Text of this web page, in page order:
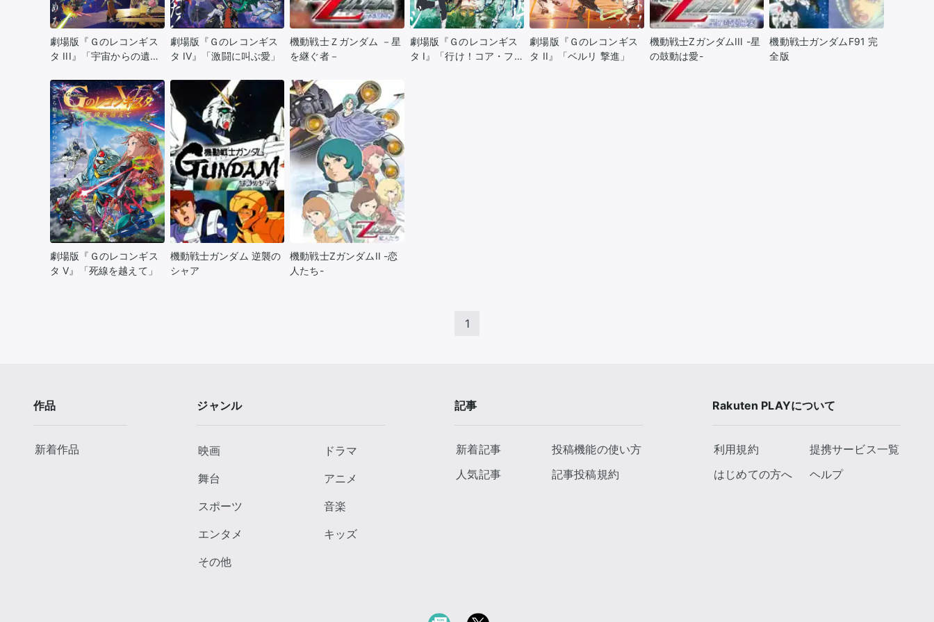
劇場版『Ｇのレコンギス
タ III』「宇宙からの遺
劇場版『Ｇのレコンギス
タ IV』「激闘に叫ぶ愛」
機動戦士Ｚガンダム －星
を継ぐ者－
劇場版『Ｇのレコンギス
タ I』「行け！コア・ファ
劇場版『Ｇのレコンギス
タ II』「ベルリ 撃進」
機動戦士ZガンダムIII -星
の鼓動は愛-
機動戦士ガンダムF91 完
全版
劇場版『Ｇのレコンギス
タ V』「死線を越えて」
機動戦士ガンダム 逆襲の
シャア
機動戦士ZガンダムII -恋
人たち-
1
作品
新着作品
ジャンル
映画
舞台
スポーツ
エンタメ
その他
ドラマ
アニメ
音楽
キッズ
記事
新着記事
人気記事
投稿機能の使い方
記事投稿規約
Rakuten PLAYについて
利用規約
はじめての方へ
提携サービス一覧
ヘルプ